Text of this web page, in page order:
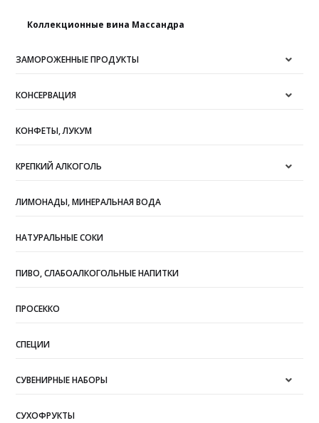
Коллекционные вина Массандра
ЗАМОРОЖЕННЫЕ ПРОДУКТЫ
КОНСЕРВАЦИЯ
КОНФЕТЫ, ЛУКУМ
КРЕПКИЙ АЛКОГОЛЬ
ЛИМОНАДЫ, МИНЕРАЛЬНАЯ ВОДА
НАТУРАЛЬНЫЕ СОКИ
ПИВО, СЛАБОАЛКОГОЛЬНЫЕ НАПИТКИ
ПРОСЕККО
СПЕЦИИ
СУВЕНИРНЫЕ НАБОРЫ
СУХОФРУКТЫ